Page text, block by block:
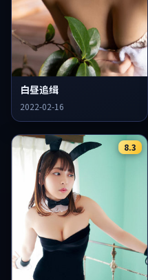
白昼追缉
2022-02-16
8.3